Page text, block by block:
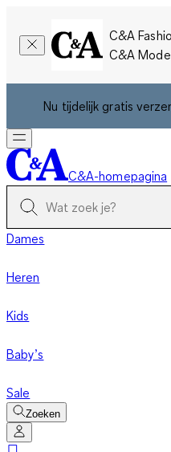
C&A
C&A
Nu tijdelijk gratis
C&A-homepagina
Dames
Heren
Kids
Baby’s
Sale
Zoeken